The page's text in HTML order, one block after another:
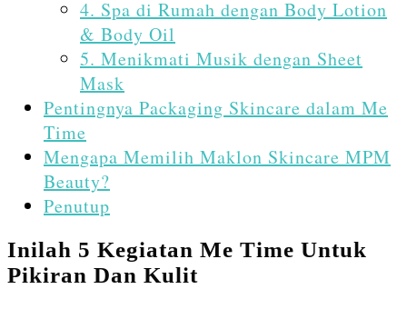
4. Spa di Rumah dengan Body Lotion
& Body Oil
5. Menikmati Musik dengan Sheet
Mask
Pentingnya Packaging Skincare dalam Me
Time
Mengapa Memilih Maklon Skincare MPM
Beauty?
Penutup
Inilah 5 Kegiatan Me Time Untuk
Pikiran Dan Kulit